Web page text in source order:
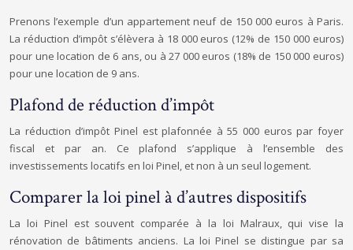
Prenons l’exemple d’un appartement neuf de 150 000 euros à Paris.
La réduction d’impôt s’élèvera à 18 000 euros (12% de 150 000 euros)
pour une location de 6 ans, ou à 27 000 euros (18% de 150 000 euros)
pour une location de 9 ans.
Plafond de réduction d’impôt
La réduction d’impôt Pinel est plafonnée à 55 000 euros par foyer
fiscal et par an. Ce plafond s’applique à l’ensemble des
investissements locatifs en loi Pinel, et non à un seul logement.
Comparer la loi pinel à d’autres dispositifs
La loi Pinel est souvent comparée à la loi Malraux, qui vise la
rénovation de bâtiments anciens. La loi Pinel se distingue par sa